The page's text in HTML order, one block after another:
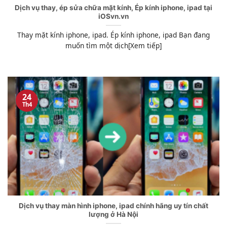
Dịch vụ thay, ép sửa chữa mặt kính, Ép kính iphone, ipad tại
iOSvn.vn
Thay mặt kính iphone, ipad. Ép kính iphone, ipad Bạn đang
muốn tìm một dịch[Xem tiếp]
Dịch vụ thay màn hình iphone, ipad chính hãng uy tín chất
lượng ở Hà Nội
24
Th4